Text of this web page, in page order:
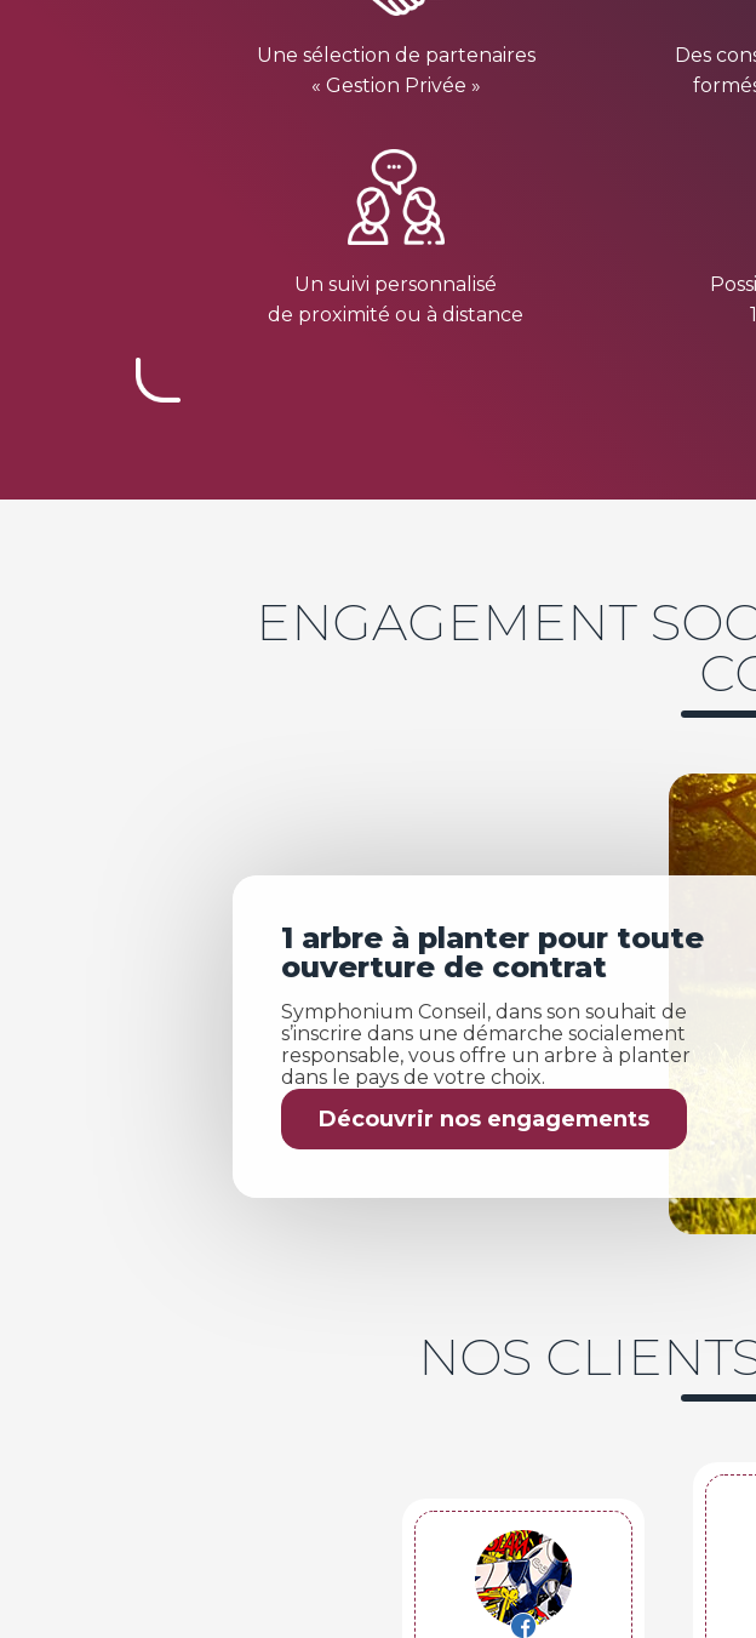
Une sélection de partenaires
« Gestion Privée »
Des
Un suivi personnalisé
de proximité ou à distance
ENGAGEMENT
1 arbre à planter pour toute
ouverture de contrat
Symphonium Conseil, dans son souhait de
s’inscrire dans une démarche socialement
responsable, vous offre un arbre à planter
dans le pays de votre choix.
Découvrir nos engagements
NOS